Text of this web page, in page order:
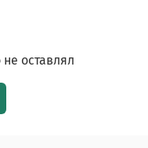
оставлял